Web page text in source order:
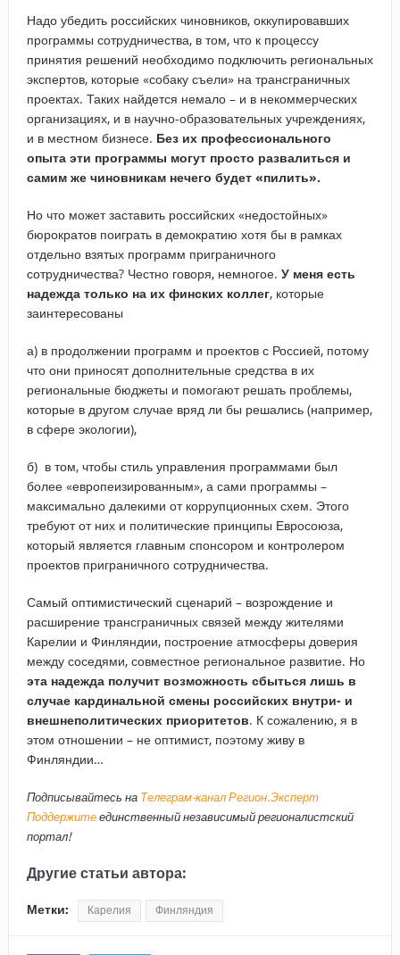
Надо убедить российских чиновников, оккупировавших
программы сотрудничества, в том, что к процессу
принятия решений необходимо подключить региональных
экспертов, которые «собаку съели» на трансграничных
проектах. Таких найдется немало – и в некоммерческих
организациях, и в научно-образовательных учреждениях,
и в местном бизнесе. Без их профессионального
опыта эти программы могут просто развалиться и
самим же чиновникам нечего будет «пилить».
Но что может заставить российских «недостойных»
бюрократов поиграть в демократию хотя бы в рамках
отдельно взятых программ приграничного
сотрудничества? Честно говоря, немногое. У меня есть
надежда только на их финских коллег, которые
заинтересованы
а) в продолжении программ и проектов с Россией, потому
что они приносят дополнительные средства в их
региональные бюджеты и помогают решать проблемы,
которые в другом случае вряд ли бы решались (например,
в сфере экологии),
б) в том, чтобы стиль управления программами был
более «европеизированным», а сами программы –
максимально далекими от коррупционных схем. Этого
требуют от них и политические принципы Евросоюза,
который является главным спонсором и контролером
проектов приграничного сотрудничества.
Самый оптимистический сценарий – возрождение и
расширение трансграничных связей между жителями
Карелии и Финляндии, построение атмосферы доверия
между соседями, совместное региональное развитие. Но
эта надежда получит возможность сбыться лишь в
случае кардинальной смены российских внутри- и
внешнеполитических приоритетов. К сожалению, я в
этом отношении – не оптимист, поэтому живу в
Финляндии…
Подписывайтесь на Телеграм-канал Регион.Эксперт
Поддержитеединственный независимый регионалистский
портал!
Другие статьи автора:
Метки: Карелия Финляндия